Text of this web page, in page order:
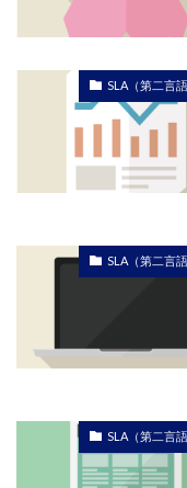
SLA（第二言語
SLA（第二言語
SLA（第二言語